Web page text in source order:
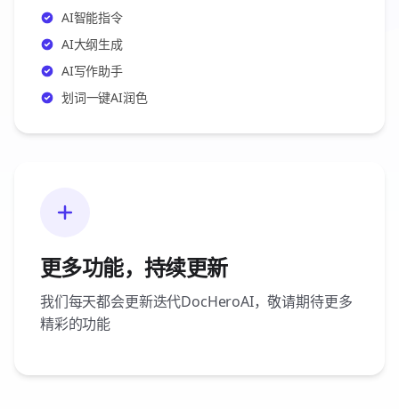
AI智能指令
AI大纲生成
AI写作助手
划词一键AI润色
更多功能，持续更新
我们每天都会更新迭代DocHeroAI，敬请期待更多
精彩的功能